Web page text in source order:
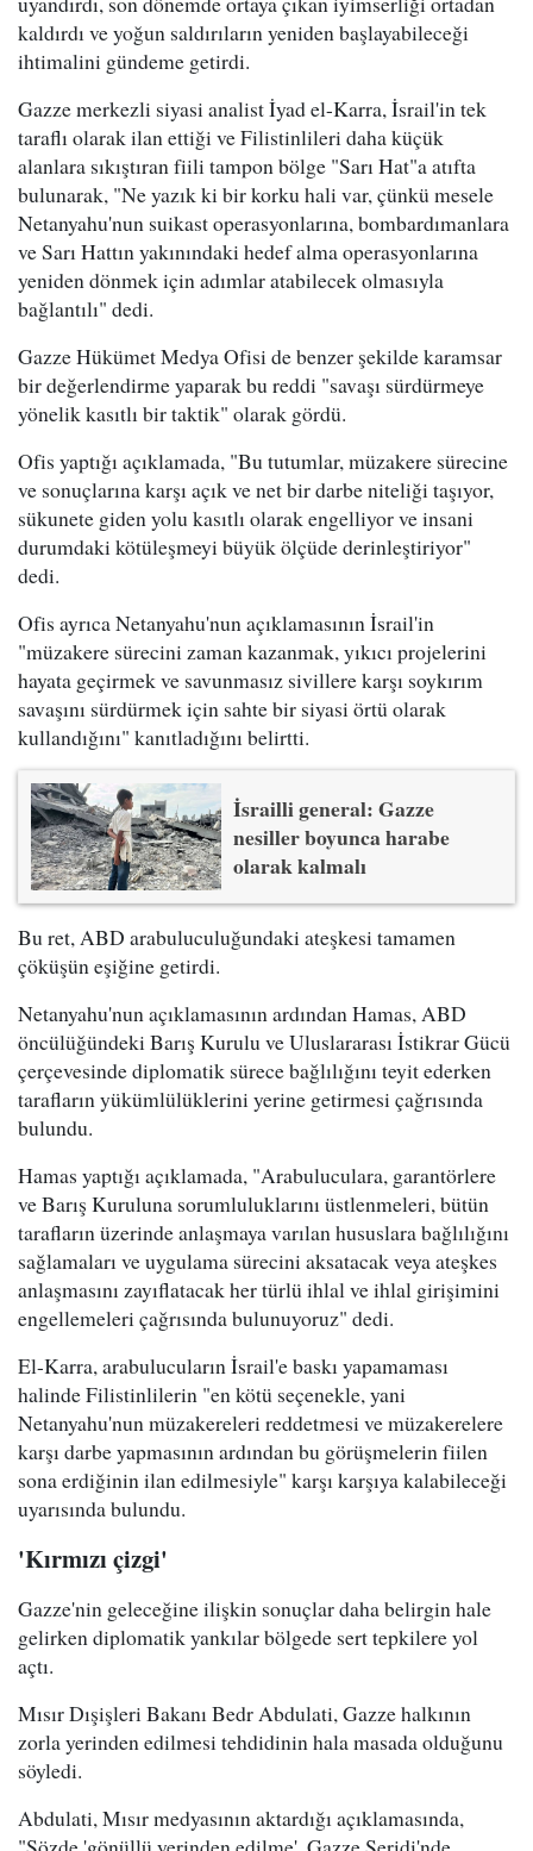
kaldırdı ve yoğun saldırıların yeniden başlayabileceği
ihtimalini gündeme getirdi.
Gazze merkezli siyasi analist İyad el-Karra, İsrail'in tek
taraflı olarak ilan ettiği ve Filistinlileri daha küçük
alanlara sıkıştıran fiili tampon bölge "Sarı Hat"a atıfta
bulunarak, "Ne yazık ki bir korku hali var, çünkü mesele
Netanyahu'nun suikast operasyonlarına, bombardımanlara
ve Sarı Hattın yakınındaki hedef alma operasyonlarına
yeniden dönmek için adımlar atabilecek olmasıyla
bağlantılı" dedi.
Gazze Hükümet Medya Ofisi de benzer şekilde karamsar
bir değerlendirme yaparak bu reddi "savaşı sürdürmeye
yönelik kasıtlı bir taktik" olarak gördü.
Ofis yaptığı açıklamada, "Bu tutumlar, müzakere sürecine
ve sonuçlarına karşı açık ve net bir darbe niteliği taşıyor,
sükunete giden yolu kasıtlı olarak engelliyor ve insani
durumdaki kötüleşmeyi büyük ölçüde derinleştiriyor"
dedi.
Ofis ayrıca Netanyahu'nun açıklamasının İsrail'in
"müzakere sürecini zaman kazanmak, yıkıcı projelerini
hayata geçirmek ve savunmasız sivillere karşı soykırım
savaşını sürdürmek için sahte bir siyasi örtü olarak
kullandığını" kanıtladığını belirtti.
İsrailli general: Gazze
nesiller boyunca harabe
olarak kalmalı
Bu ret, ABD arabuluculuğundaki ateşkesi tamamen
çöküşün eşiğine getirdi.
Netanyahu'nun açıklamasının ardından Hamas, ABD
öncülüğündeki Barış Kurulu ve Uluslararası İstikrar Gücü
çerçevesinde diplomatik sürece bağlılığını teyit ederken
tarafların yükümlülüklerini yerine getirmesi çağrısında
bulundu.
Hamas yaptığı açıklamada, "Arabuluculara, garantörlere
ve Barış Kuruluna sorumluluklarını üstlenmeleri, bütün
tarafların üzerinde anlaşmaya varılan hususlara bağlılığını
sağlamaları ve uygulama sürecini aksatacak veya ateşkes
anlaşmasını zayıflatacak her türlü ihlal ve ihlal girişimini
engellemeleri çağrısında bulunuyoruz" dedi.
El-Karra, arabulucuların İsrail'e baskı yapamaması
halinde Filistinlilerin "en kötü seçenekle, yani
Netanyahu'nun müzakereleri reddetmesi ve müzakerelere
karşı darbe yapmasının ardından bu görüşmelerin fiilen
sona erdiğinin ilan edilmesiyle" karşı karşıya kalabileceği
uyarısında bulundu.
'Kırmızı çizgi'
Gazze'nin geleceğine ilişkin sonuçlar daha belirgin hale
gelirken diplomatik yankılar bölgede sert tepkilere yol
açtı.
Mısır Dışişleri Bakanı Bedr Abdulati, Gazze halkının
zorla yerinden edilmesi tehdidinin hala masada olduğunu
söyledi.
Abdulati, Mısır medyasının aktardığı açıklamasında,